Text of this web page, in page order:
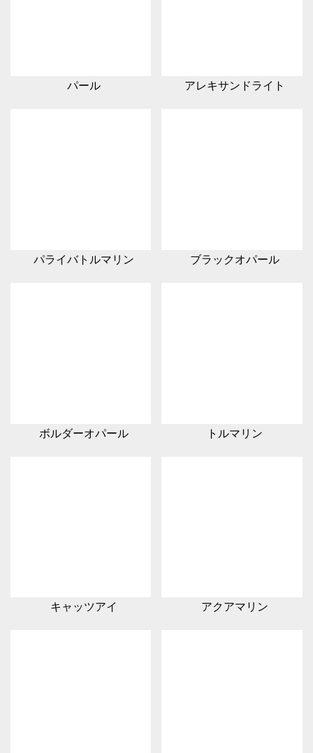
パール アレキサンドライト
パライバトルマリン ブラックオパール
ボルダーオパール トルマリン
キャッツアイ アクアマリン